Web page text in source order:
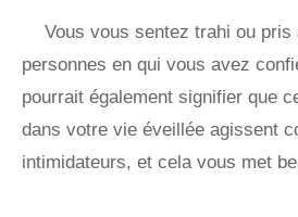
Vous vous sentez trahi ou pris
personnes en qui vous avez
pourrait également signifier que
dans votre vie éveillée agissent
intimidateurs, et cela vous met